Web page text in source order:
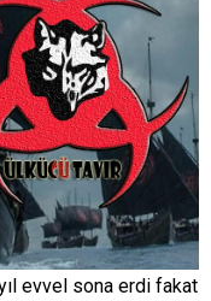
evvel sona erdi fakat